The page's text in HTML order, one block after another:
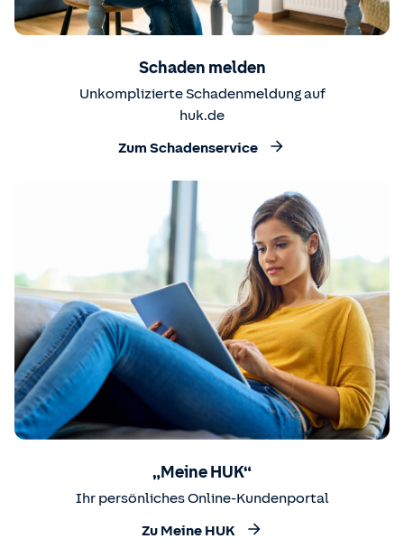
Schaden melden
Unkomplizierte Schadenmeldung auf
huk.de
Zum Schadenservice
„Meine HUK“
Ihr persönliches Online-Kundenportal
Zu Meine HUK